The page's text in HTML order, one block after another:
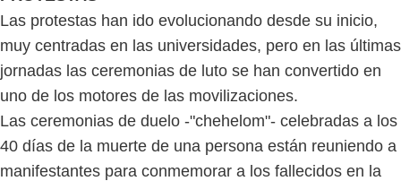
Las protestas han ido evolucionando desde su inicio,
muy centradas en las universidades, pero en las últimas
jornadas las ceremonias de luto se han convertido en
uno de los motores de las movilizaciones.
Las ceremonias de duelo -"chehelom"- celebradas a los
40 días de la muerte de una persona están reuniendo a
manifestantes para conmemorar a los fallecidos en la